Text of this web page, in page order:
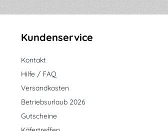
Kundenservice
Kontakt
Hilfe / FAQ
Versandkosten
Betriebsurlaub 2026
Gutscheine